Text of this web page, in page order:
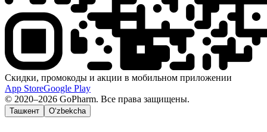
Скидки, промокоды и акции в мобильном приложении
App StoreGoogle Play
© 2020–2026 GoPharm. Все права защищены.
Ташкент O‘zbekcha